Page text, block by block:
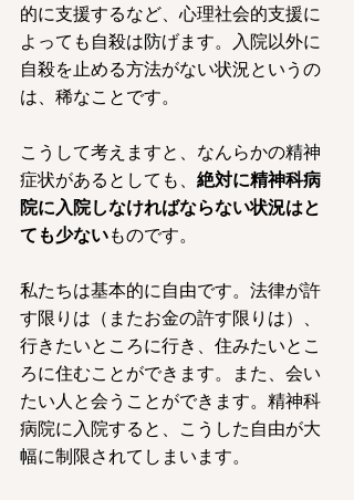
的に支援するなど、心理社会的支援に
よっても自殺は防げます。入院以外に
自殺を止める方法がない状況というの
は、稀なことです。
こうして考えますと、なんらかの精神
症状があるとしても、 絶対に精神科病
院に入院しなければならない状況はと
ても少ないものです。
私たちは基本的に自由です。法律が許
す限りは（またお金の許す限りは）、
行きたいところに行き、住みたいとこ
ろに住むことができます。また、会い
たい人と会うことができます。精神科
病院に入院すると、こうした自由が大
幅に制限されてしまいます。